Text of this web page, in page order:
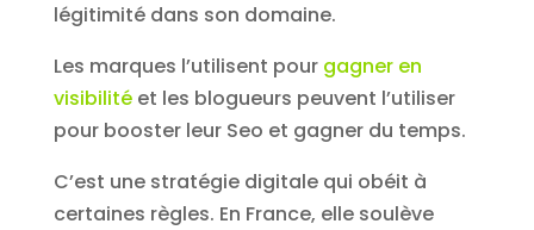
légitimité dans son domaine.
Les marques l’utilisent pour gagner en
visibilitéet les blogueurs peuvent l’utiliser
pour booster leur Seo et gagner du temps.
C’est une stratégie digitale qui obéit à
certaines règles. En France, elle soulève